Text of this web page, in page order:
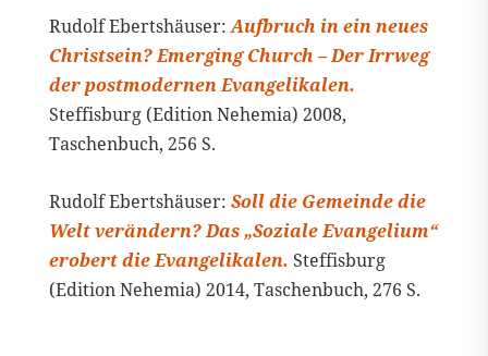
Rudolf Ebertshäuser:Aufbruch in ein neues
Christsein? Emerging Church – Der Irrweg
der postmodernen Evangelikalen.
Steffisburg (Edition Nehemia) 2008,
Taschenbuch, 256 S.
Rudolf Ebertshäuser: Soll die Gemeinde die
Welt verändern? Das „Soziale Evangelium“
erobert die Evangelikalen. Steffisburg
(Edition Nehemia) 2014, Taschenbuch, 276 S.